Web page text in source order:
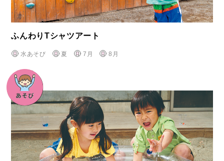
ふんわりTシャツアート
水あそび 夏 7月 8月